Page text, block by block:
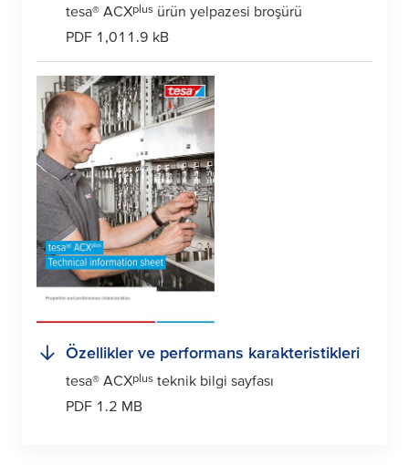
tesa® ACXplus ürün yelpazesi broşürü
PDF 1,011.9 kB
Özellikler ve performans karakteristikleri
tesa® ACXplus teknik bilgi sayfası
PDF 1.2 MB